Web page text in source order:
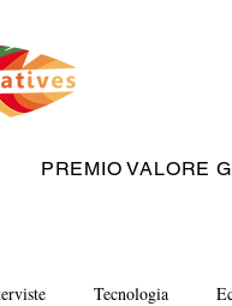
PREMIO VALORE
Tecnologia